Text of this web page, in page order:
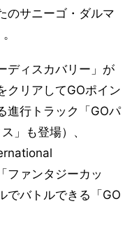
のサニーゴ・ダルマ
ディスカバリー」が
クリアしてGOポイン
進行トラック「GOパ
」も登場）、
ァンタジーカッ
でバトルできる「GO